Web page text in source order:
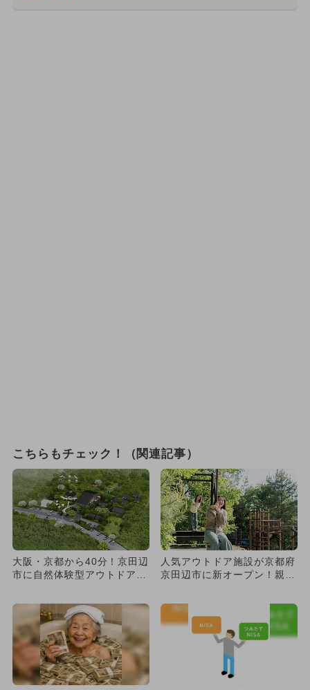
こちらもチェック！（関連記事）
大阪・京都から40分！京田辺
市に自然体験型アウトドアホ
人気アウトドア施設が京都府
京田辺市に新オープン！親子